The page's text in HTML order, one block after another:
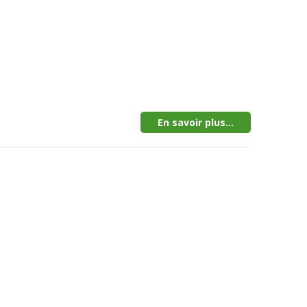
En savoir plus...